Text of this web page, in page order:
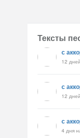
Тексты
с
12
с
12
с
4 дня